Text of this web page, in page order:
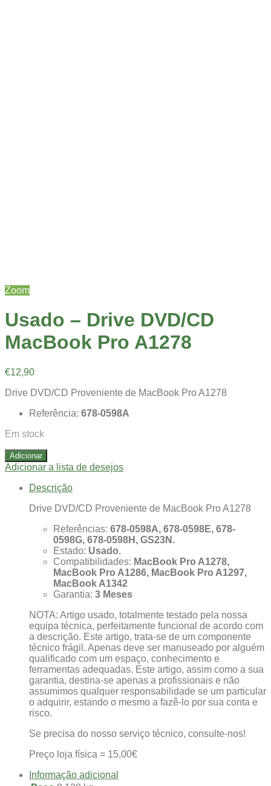
Zoom
Usado – Drive DVD/CD
MacBook Pro A1278
€12,90
Drive DVD/CD Proveniente de MacBook Pro A1278
Referência: 678-0598A
Em stock
Adicionar
Adicionar a lista de desejos
Descrição
Drive DVD/CD Proveniente de MacBook Pro A1278
Referências: 678-0598A, 678-0598E, 678-
0598G, 678-0598H, GS23N.
Estado: Usado.
Compatibilidades: MacBook Pro A1278,
MacBook Pro A1286, MacBook Pro A1297,
MacBook A1342
Garantia: 3 Meses
NOTA: Artigo usado, totalmente testado pela nossa
equipa técnica, perfeitamente funcional de acordo com
a descrição. Este artigo, trata-se de um componente
técnico frágil. Apenas deve ser manuseado por alguém
qualificado com um espaço, conhecimento e
ferramentas adequadas. Este artigo, assim como a sua
garantia, destina-se apenas a profissionais e não
assumimos qualquer responsabilidade se um particular
o adquirir, estando o mesmo a fazê-lo por sua conta e
risco.
Se precisa do nosso serviço técnico, consulte-nos!
Preço loja física = 15,00€
Informação adicional